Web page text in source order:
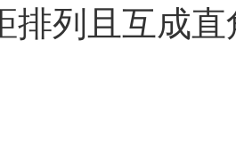
排列且互成